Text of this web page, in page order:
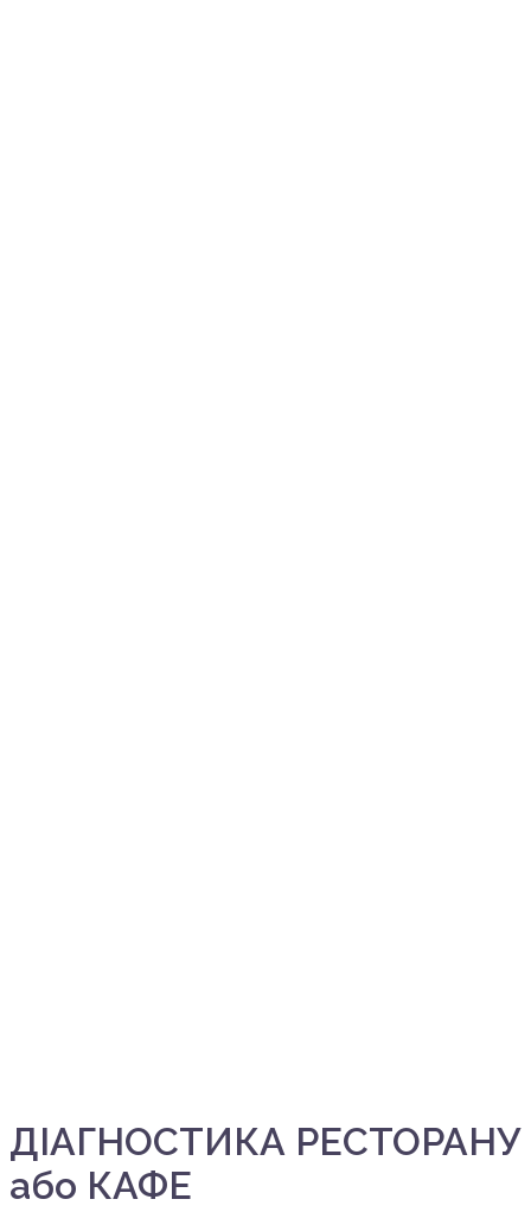
ДІАГНОСТИКА РЕСТОРАНУ
або КАФЕ